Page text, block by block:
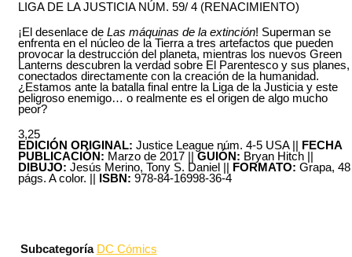
LIGA DE LA JUSTICIA NÚM. 59/ 4 (RENACIMIENTO)
¡El desenlace de Las máquinas de la extinción! Superman se
enfrenta en el núcleo de la Tierra a tres artefactos que pueden
provocar la destrucción del planeta, mientras los nuevos Green
Lanterns descubren la verdad sobre El Parentesco y sus planes,
conectados directamente con la creación de la humanidad.
¿Estamos ante la batalla final entre la Liga de la Justicia y este
peligroso enemigo… o realmente es el origen de algo mucho
peor?
3,25 
EDICIÓN ORIGINAL: Justice League núm. 4-5 USA
FECHA
PUBLICACIÓN: Marzo de 2017 GUIÓN: Bryan Hitch
DIBUJO: Jesús Merino, Tony S. Daniel FORMATO: Grapa, 48
págs. A color.
ISBN: 978-84-16998-36-4
Subcategoría DC Cómics